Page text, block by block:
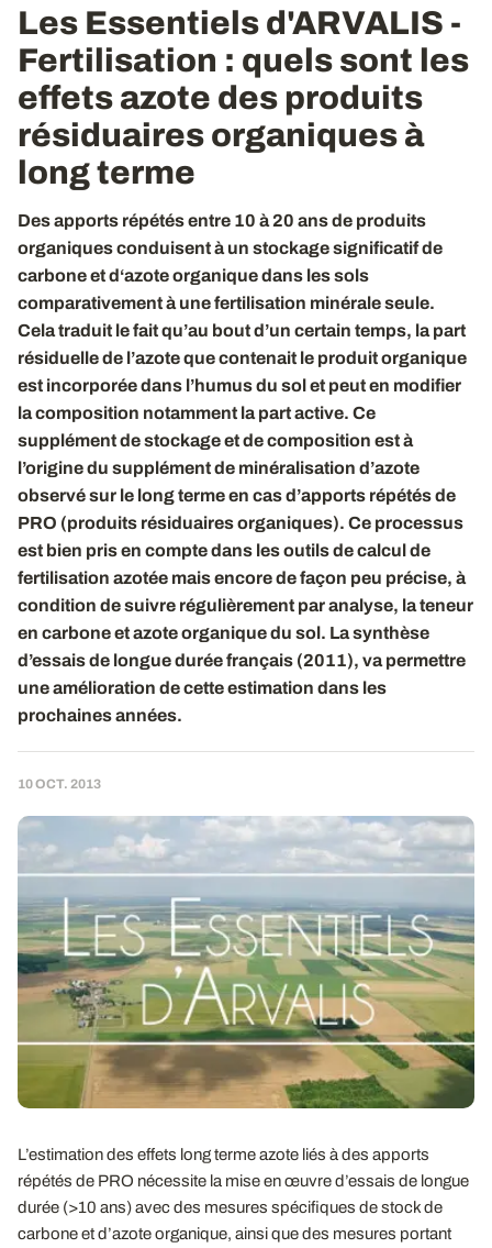
Les Essentiels d'ARVALIS -
Fertilisation : quels sont les
effets azote des produits
résiduaires organiques à
long terme
Des apports répétés entre 10 à 20 ans de produits
organiques conduisent à un stockage significatif de
carbone et d‘azote organique dans les sols
comparativement à une fertilisation minérale seule.
Cela traduit le fait qu’au bout d’un certain temps, la part
résiduelle de l’azote que contenait le produit organique
est incorporée dans l’humus du sol et peut en modifier
la composition notamment la part active. Ce
supplément de stockage et de composition est à
l’origine du supplément de minéralisation d’azote
observé sur le long terme en cas d’apports répétés de
PRO (produits résiduaires organiques). Ce processus
est bien pris en compte dans les outils de calcul de
fertilisation azotée mais encore de façon peu précise, à
condition de suivre régulièrement par analyse, la teneur
en carbone et azote organique du sol. La synthèse
d’essais de longue durée français (2011), va permettre
une amélioration de cette estimation dans les
prochaines années.
10 OCT. 2013
L’estimation des effets long terme azote liés à des apports
répétés de PRO nécessite la mise en œuvre d’essais de longue
durée (>10 ans) avec des mesures spécifiques de stock de
carbone et d’azote organique, ainsi que des mesures portant